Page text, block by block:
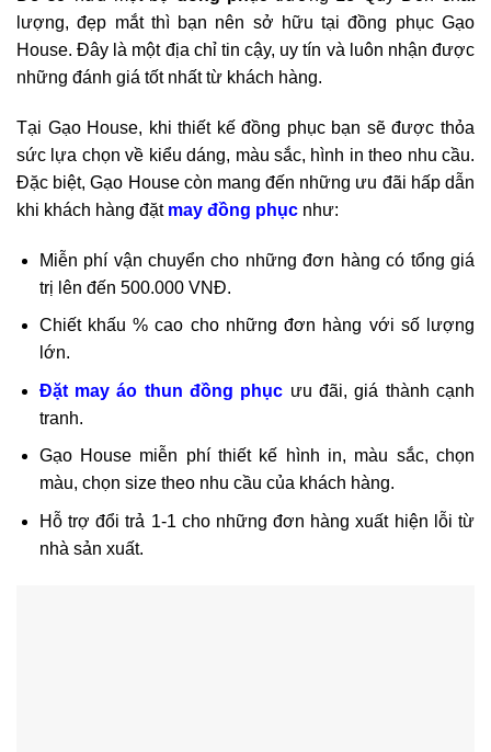
lượng, đẹp mắt thì bạn nên sở hữu tại đồng phục Gạo
House. Đây là một địa chỉ tin cậy, uy tín và luôn nhận được
những đánh giá tốt nhất từ khách hàng.
Tại Gạo House, khi thiết kế đồng phục bạn sẽ được thỏa
sức lựa chọn về kiểu dáng, màu sắc, hình in theo nhu cầu.
Đặc biệt, Gạo House còn mang đến những ưu đãi hấp dẫn
khi khách hàng đặt may đồng phục như:
Miễn phí vận chuyển cho những đơn hàng có tổng giá
trị lên đến 500.000 VNĐ.
Chiết khấu % cao cho những đơn hàng với số lượng
lớn.
Đặt may áo thun đồng phục ưu đãi, giá thành cạnh
tranh.
Gạo House miễn phí thiết kế hình in, màu sắc, chọn
màu, chọn size theo nhu cầu của khách hàng.
Hỗ trợ đổi trả 1-1 cho những đơn hàng xuất hiện lỗi từ
nhà sản xuất.